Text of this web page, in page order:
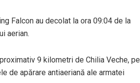
Falcon au decolat la ora 09:04 de la
aerian.
9 kilometri de Chilia Veche, pe
de apărare antiaeriană ale armatei